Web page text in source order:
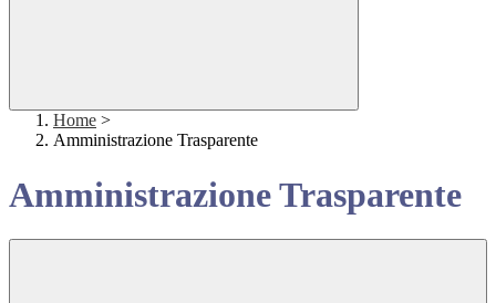
Home >
Amministrazione Trasparente
Amministrazione Trasparente